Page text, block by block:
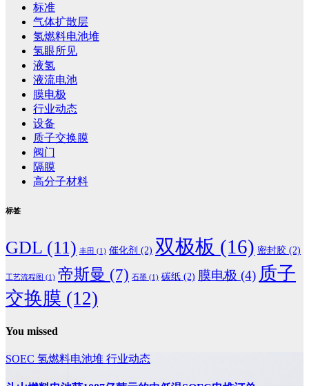
标准
气体扩散层
氢燃料电池堆
氢眼所见
液氢
液流电池
膜电极
行业动态
设备
质子交换膜
阀门
隔膜
高分子材料
标签
GDL (11) 丰田 (1) 催化剂 (2) 双极板 (16) 密封胶 (2)
工艺流程图 (1) 帝斯曼 (7) 石墨 (1) 碳纸 (2) 膜电极 (4) 质子
交换膜 (12)
You missed
SOEC 氢燃料电池堆 行业动态